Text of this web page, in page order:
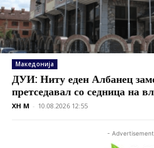
Македонија
ДУИ: Ниту еден Албанец
претседавал со седница на
XH M - 10.08.2026 12:55
-